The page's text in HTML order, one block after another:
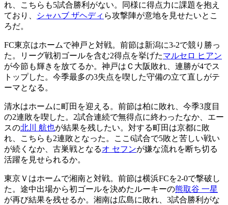
れ、こちらも5試合勝利がない。同様に得点力に課題を抱え
ており、
シャハブ ザヘディ ら攻撃陣が意地を見せたいとこ
ろだ。
FC東京はホームで神戸と対戦。前節は新潟に3-2で競り勝っ
た。リーグ戦初ゴールを含む2得点を挙げたマルセロ ヒアン
が今節も輝きを放てるか。神戸はＣ大阪敗れ、連勝が4でス
トップした。今季最多の3失点を喫した守備の立て直しがテ
ーマとなる。
清水はホームに町田を迎える。前節は柏に敗れ、今季3度目
の2連敗を喫した。2試合連続で無得点に終わったなか、エー
スの北川 航也が結果を残したい。対する町田は京都に敗
れ、こちらも2連敗となった。ここ6試合で5敗と苦しい戦い
が続くなか、古巣戦となるオ セフンが嫌な流れを断ち切る
活躍を見せられるか。
東京Ｖはホームで湘南と対戦。前節は横浜FCを2-0で撃破し
た。途中出場から初ゴールを決めたルーキーの熊取谷 一星
が再び結果を残せるか。湘南は広島に敗れ、3試合勝利がな